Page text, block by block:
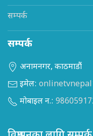
सम्पर्क
सम्पर्क
अनामनगर, काठमाडौं
इमेल:
मोबाइल न.: